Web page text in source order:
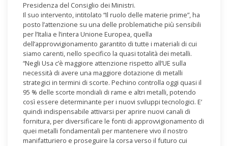
Presidenza del Consiglio dei Ministri.
Il suo intervento, intitolato “Il ruolo delle materie prime”, ha
posto l’attenzione su una delle problematiche più sensibili
per l’Italia e l’intera Unione Europea, quella
dell’approvvigionamento garantito di tutte i materiali di cui
siamo carenti, nello specifico la quasi totalità dei metalli.
“Negli Usa c’è maggiore attenzione rispetto all’UE sulla
necessità di avere una maggiore dotazione di metalli
strategici in termini di scorte. Pechino controlla oggi quasi il
95 % delle scorte mondiali di rame e altri metalli, potendo
così essere determinante per i nuovi sviluppi tecnologici. E’
quindi indispensabile attivarsi per aprire nuovi canali di
fornitura, per diversificare le fonti di approvvigionamento di
quei metalli fondamentali per mantenere vivo il nostro
manifatturiero e proseguire la corsa verso il futuro cui